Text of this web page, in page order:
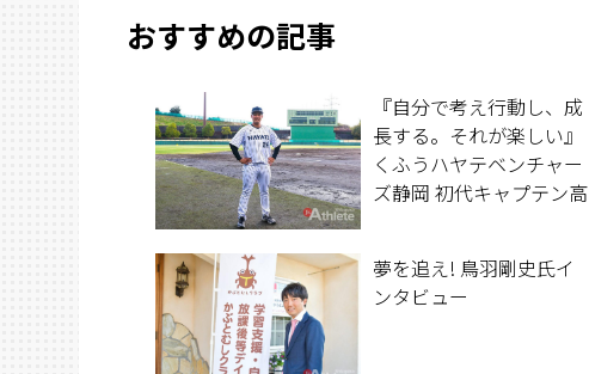
おすすめの記事
『自分で考え行動し、成
長する。それが楽しい』
くふうハヤテベンチャー
ズ静岡 初代キャプテン高
出を語る。
夢を追え! 鳥羽剛史氏イ
ンタビュー